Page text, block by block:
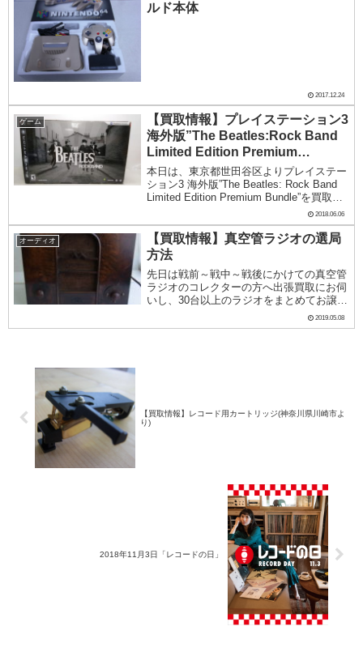
ルド本体
2017.12.24
ゲーム
【買取情報】プレイステーション3
海外版”The Beatles:Rock Band
Limited Edition Premium
Bundle”
本日は、東京都世田谷区よりプレイステー
ション3 海外版”The Beatles: Rock Band
Limited Edition Premium Bundle”を買取し
ました。ギターヒーローものです。以前に
エアロスミス版は日本で発売され...
2018.06.06
オーディオ
【買取情報】真空管ラジオの選局
方法
先日は戦前～戦中～戦後にかけての真空管
ラジオのコレクターの方へ出張買取にお伺
いし、30台以上のラジオをまとめてお譲り
いただきました。ありがとうございまし
た。戦前の真空管ラジオには基本的につま
2019.05.08
【買取情報】レコード用カートリッジ(神奈川県川崎市よ
り)
2018年11月3日「レコードの日」